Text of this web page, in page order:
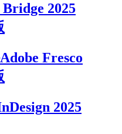
2025
Fresco
2025